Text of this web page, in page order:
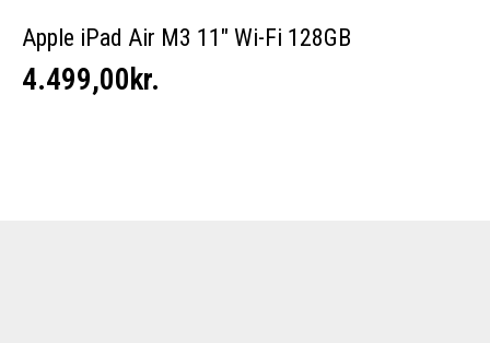
Apple iPad Air M3 11″ Wi-Fi 128GB
4.499,00kr.